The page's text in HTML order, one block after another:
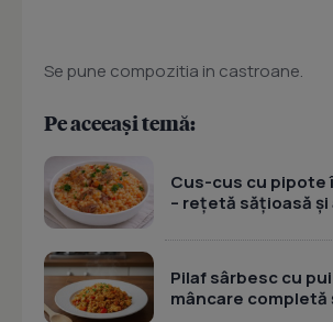
Se pune compozitia in castroane.
Pe aceeași temă:
Cus-cus cu pipote
– rețetă sățioasă
Pilaf sârbesc cu
mâncare completă